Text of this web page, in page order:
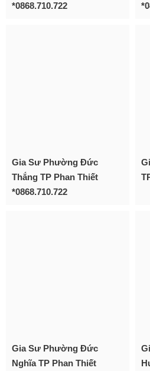
*0868.710.722
Gia Sư Phường Đức
Thắng TP Phan Thiết
*0868.710.722
Gia Sư Phường Đức
Nghĩa TP Phan Thiết